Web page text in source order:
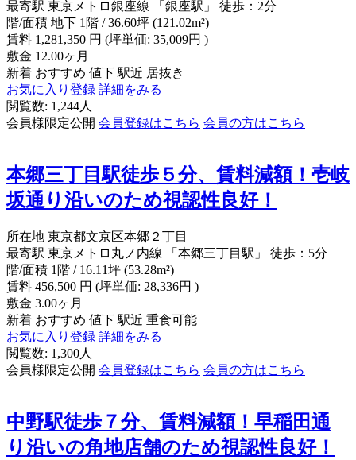
最寄駅 東京メトロ銀座線 「銀座駅」 徒歩：2分
階/面積 地下 1階 / 36.60坪 (121.02m²)
賃料 1,281,350 円 (坪単価: 35,009円 )
敷金 12.00ヶ月
新着 おすすめ 値下 駅近 居抜き
お気に入り登録 詳細をみる
閲覧数: 1,244人
会員様限定公開 会員登録はこちら 会員の方はこちら
本郷三丁目駅徒歩５分、賃料減額！壱岐
坂通り沿いのため視認性良好！
所在地 東京都文京区本郷２丁目
最寄駅 東京メトロ丸ノ内線 「本郷三丁目駅」 徒歩：5分
階/面積 1階 / 16.11坪 (53.28m²)
賃料 456,500 円 (坪単価: 28,336円 )
敷金 3.00ヶ月
新着 おすすめ 値下 駅近 重食可能
お気に入り登録 詳細をみる
閲覧数: 1,300人
会員様限定公開 会員登録はこちら 会員の方はこちら
中野駅徒歩７分、賃料減額！早稲田通
り沿いの角地店舗のため視認性良好！